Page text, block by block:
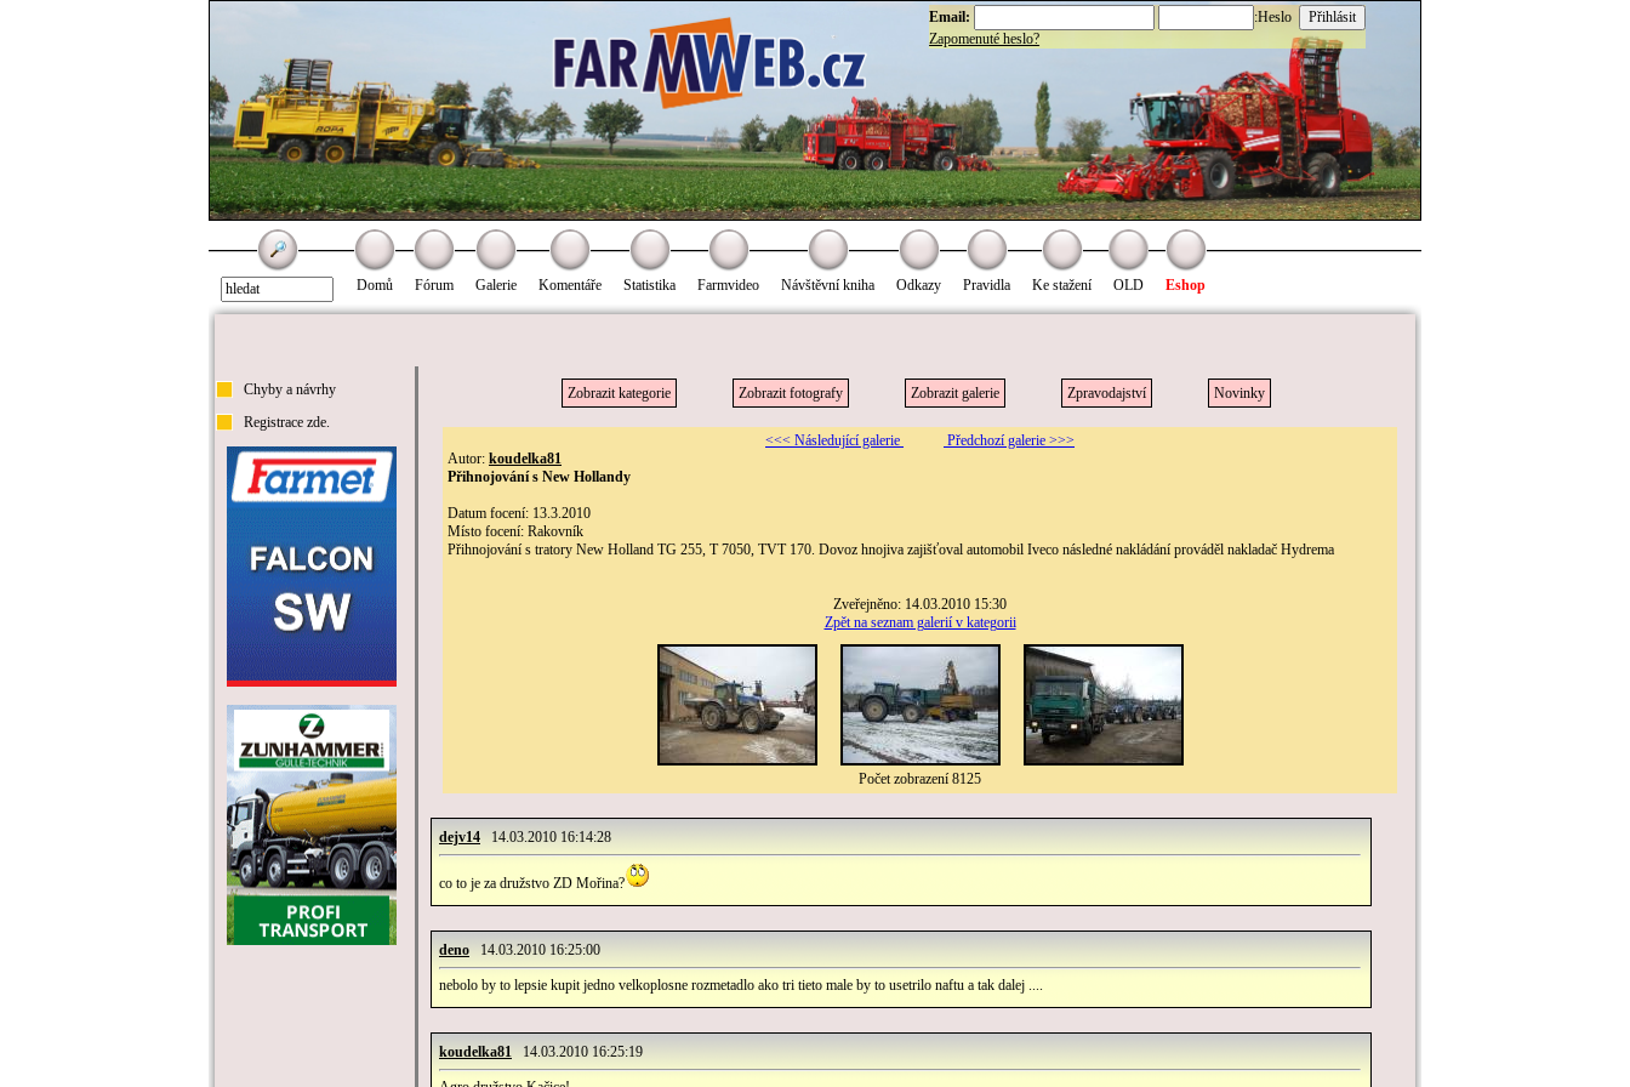
Email:
:Heslo
Zapomenuté heslo?
Domů Fórum Galerie Komentáře Statistika Farmvideo Návštěvní kniha Odkazy Pravidla Ke stažení OLD Eshop
Chyby a návrhy
Registrace zde.
Zobrazit kategorie Zobrazit fotografy Zobrazit galerie Zpravodajství Novinky
<<< Následující galerie
Předchozí galerie >>>
Autor: koudelka81
Přihnojování s New Hollandy
Datum focení: 13.3.2010
Místo focení: Rakovník
Přihnojování s tratory New Holland TG 255, T 7050, TVT 170. Dovoz hnojiva zajišťoval automobil Iveco následné nakládání prováděl nakladač Hydrema
Zveřejněno: 14.03.2010 15:30
Zpět na seznam galerií v kategorii
Počet zobrazení 8125
dejv14 14.03.2010 16:14:28
co to je za družstvo ZD Mořina?
deno 14.03.2010 16:25:00
nebolo by to lepsie kupit jedno velkoplosne rozmetadlo ako tri tieto male by to usetrilo naftu a tak dalej ....
koudelka81 14.03.2010 16:25:19